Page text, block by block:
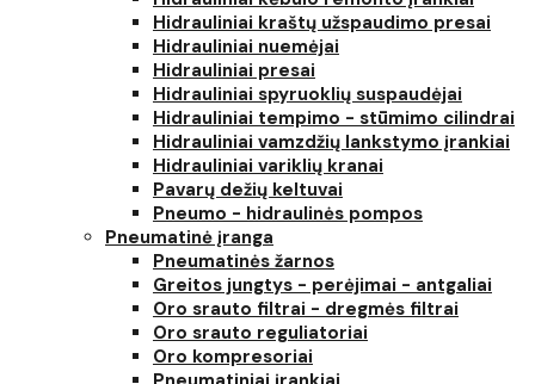
Hidrauliniai kraštų užspaudimo presai
Hidrauliniai nuemėjai
Hidrauliniai presai
Hidrauliniai spyruoklių suspaudėjai
Hidrauliniai tempimo - stūmimo cilindrai
Hidrauliniai vamzdžių lankstymo įrankiai
Hidrauliniai variklių kranai
Pavarų dežių keltuvai
Pneumo - hidraulinės pompos
Pneumatinė įranga
Pneumatinės žarnos
Greitos jungtys - perėjimai - antgaliai
Oro srauto filtrai - dregmės filtrai
Oro srauto reguliatoriai
Oro kompresoriai